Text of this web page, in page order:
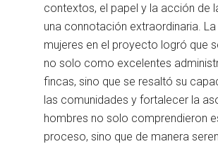
contextos, el papel y la acción de
una connotación extraordinaria.
mujeres en el proyecto logró que
no solo como excelentes
fincas, sino que se resaltó su
las comunidades y fortalecer la
hombres no solo comprendieron
proceso, sino que de manera